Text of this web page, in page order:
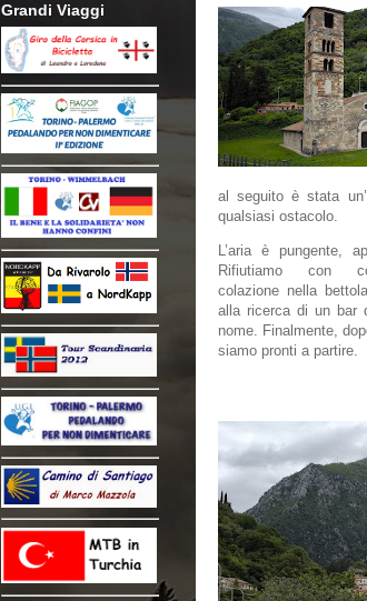
al seguito è stata
qualsiasi ostacolo.
L’aria è pungente,
Rifiutiamo con
colazione nella
alla ricerca di un bar
nome. Finalmente,
siamo pronti a partire.
Grandi Viaggi